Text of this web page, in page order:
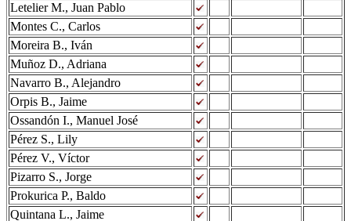
Letelier M., Juan Pablo
Montes C., Carlos
Moreira B., Iván
Muñoz D., Adriana
Navarro B., Alejandro
Orpis B., Jaime
Ossandón I., Manuel José
Pérez S., Lily
Pérez V., Víctor
Pizarro S., Jorge
Prokurica P., Baldo
Quintana L., Jaime